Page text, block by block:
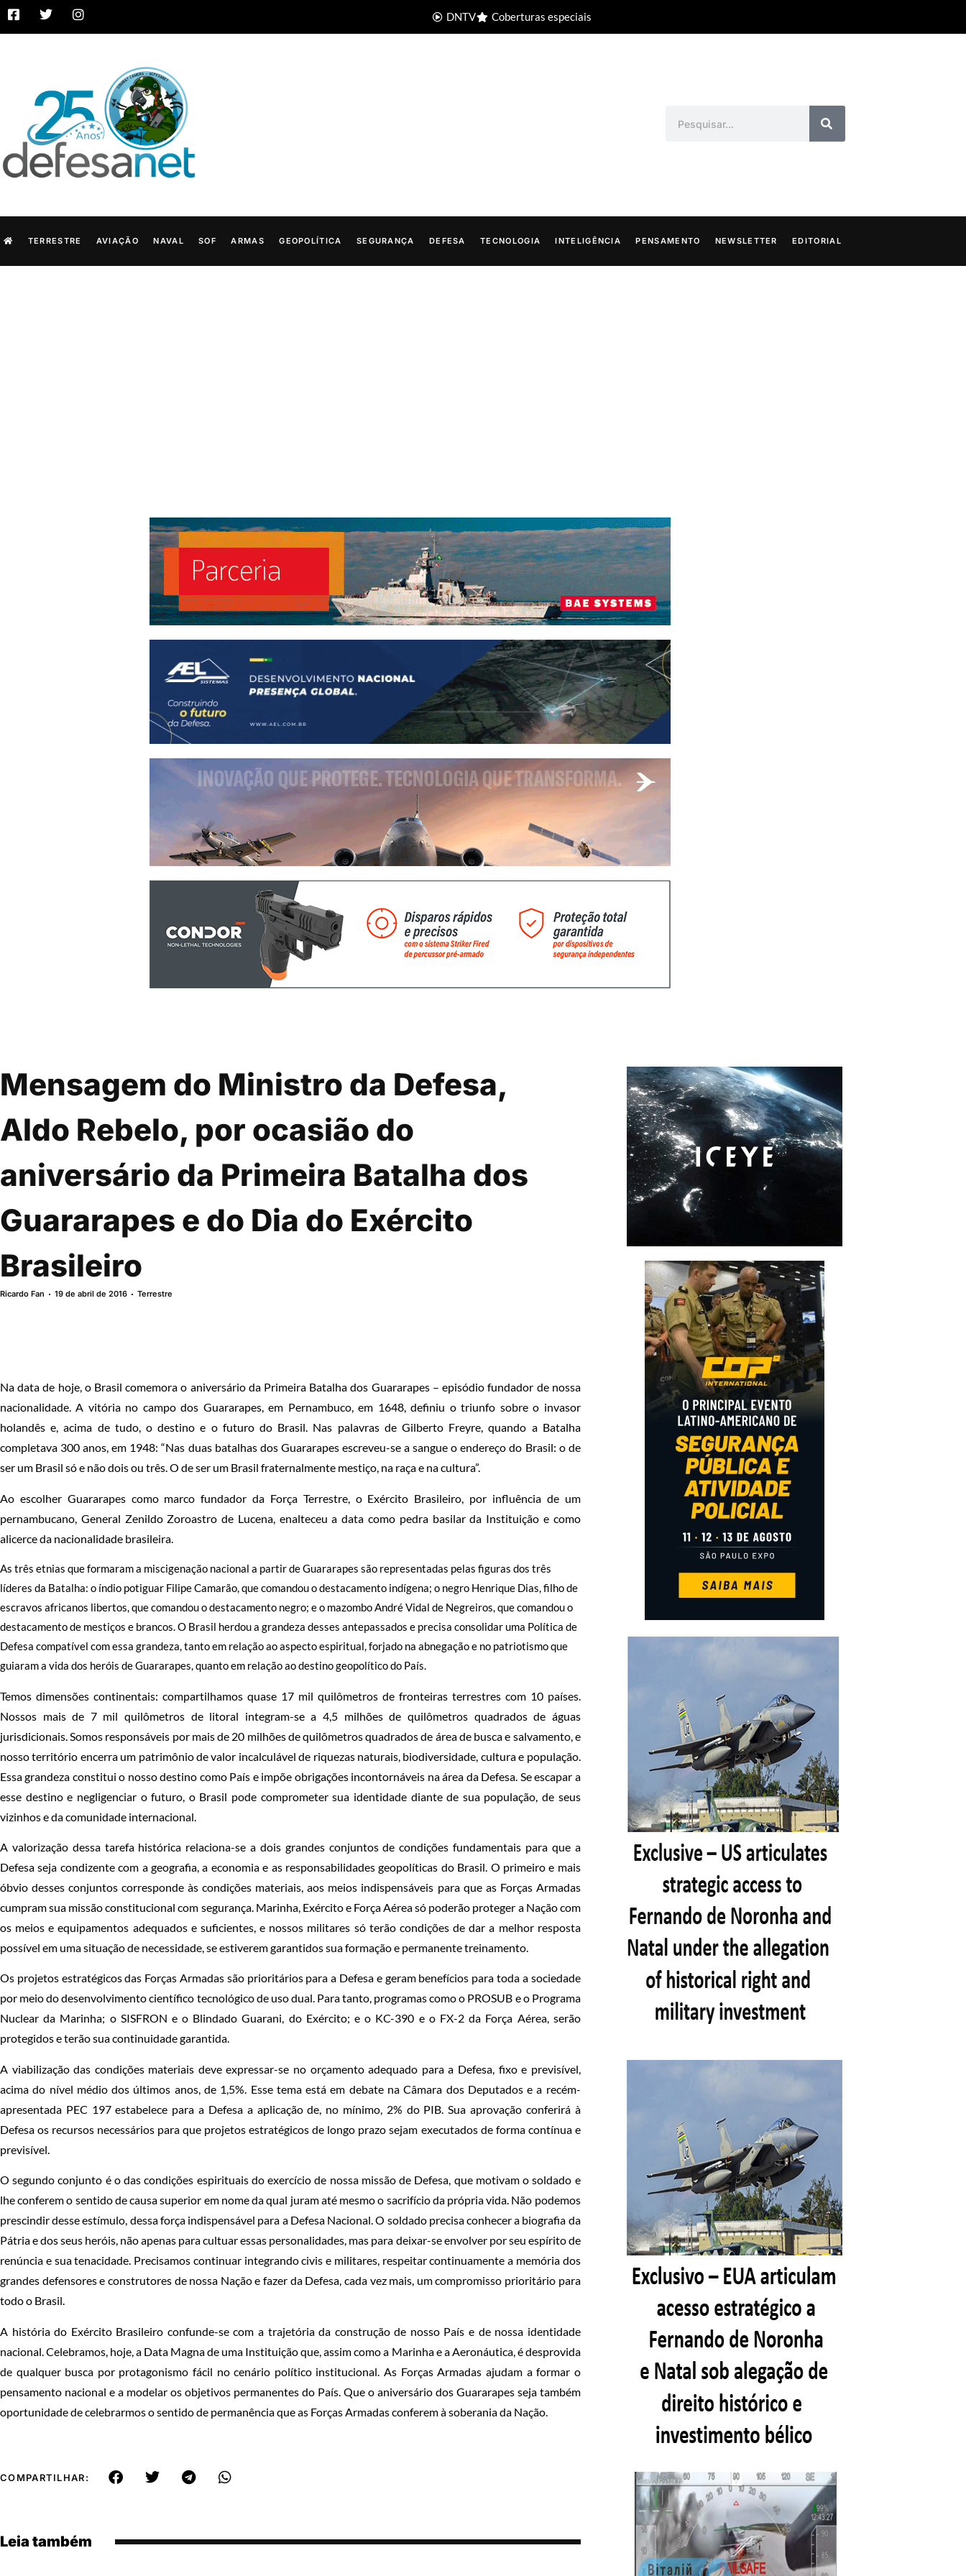
DNTV Coberturas especiais
TERRESTRE AVIAÇÃO NAVAL SOF ARMAS GEOPOLÍTICA SEGURANÇA DEFESA TECNOLOGIA INTELIGÊNCIA PENSAMENTO NEWSLETTER EDITORIAL
Mensagem do Ministro da Defesa,
Aldo Rebelo, por ocasião do
aniversário da Primeira Batalha dos
Guararapes e do Dia do Exército
Brasileiro
Ricardo Fan 19 de abril de 2016 Terrestre
Na data de hoje, o Brasil comemora o aniversário da Primeira Batalha dos Guararapes – episódio fundador de nossa
nacionalidade. A vitória no campo dos Guararapes, em Pernambuco, em 1648, definiu o triunfo sobre o invasor
holandês e, acima de tudo, o destino e o futuro do Brasil. Nas palavras de Gilberto Freyre, quando a Batalha
completava 300 anos, em 1948: “Nas duas batalhas dos Guararapes escreveu-se a sangue o endereço do Brasil: o de
ser um Brasil só e não dois ou três. O de ser um Brasil fraternalmente mestiço, na raça e na cultura”.
Ao escolher Guararapes como marco fundador da Força Terrestre, o Exército Brasileiro, por influência de um
pernambucano, General Zenildo Zoroastro de Lucena, enalteceu a data como pedra basilar da Instituição e como
alicerce da nacionalidade brasileira.
As três etnias que formaram a miscigenação nacional a partir de Guararapes são representadas pelas figuras dos três
líderes da Batalha: o índio potiguar Filipe Camarão, que comandou o destacamento indígena; o negro Henrique Dias, filho de
escravos africanos libertos, que comandou o destacamento negro; e o mazombo André Vidal de Negreiros, que comandou o
destacamento de mestiços e brancos. O Brasil herdou a grandeza desses antepassados e precisa consolidar uma Política de
Defesa compatível com essa grandeza, tanto em relação ao aspecto espiritual, forjado na abnegação e no patriotismo que
guiaram a vida dos heróis de Guararapes, quanto em relação ao destino geopolítico do País.
Temos dimensões continentais: compartilhamos quase 17 mil quilômetros de fronteiras terrestres com 10 países.
Nossos mais de 7 mil quilômetros de litoral integram-se a 4,5 milhões de quilômetros quadrados de águas
jurisdicionais. Somos responsáveis por mais de 20 milhões de quilômetros quadrados de área de busca e salvamento, e
nosso território encerra um patrimônio de valor incalculável de riquezas naturais, biodiversidade, cultura e população.
Essa grandeza constitui o nosso destino como País e impõe obrigações incontornáveis na área da Defesa. Se escapar a
esse destino e negligenciar o futuro, o Brasil pode comprometer sua identidade diante de sua população, de seus
vizinhos e da comunidade internacional.
A valorização dessa tarefa histórica relaciona-se a dois grandes conjuntos de condições fundamentais para que a
Defesa seja condizente com a geografia, a economia e as responsabilidades geopolíticas do Brasil. O primeiro e mais
óbvio desses conjuntos corresponde às condições materiais, aos meios indispensáveis para que as Forças Armadas
cumpram sua missão constitucional com segurança. Marinha, Exército e Força Aérea só poderão proteger a Nação com
os meios e equipamentos adequados e suficientes, e nossos militares só terão condições de dar a melhor resposta
possível em uma situação de necessidade, se estiverem garantidos sua formação e permanente treinamento.
Os projetos estratégicos das Forças Armadas são prioritários para a Defesa e geram benefícios para toda a sociedade
por meio do desenvolvimento científico tecnológico de uso dual. Para tanto, programas como o PROSUB e o Programa
Nuclear da Marinha; o SISFRON e o Blindado Guarani, do Exército; e o KC-390 e o FX-2 da Força Aérea, serão
protegidos e terão sua continuidade garantida.
A viabilização das condições materiais deve expressar-se no orçamento adequado para a Defesa, fixo e previsível,
acima do nível médio dos últimos anos, de 1,5%. Esse tema está em debate na Câmara dos Deputados e a recém-
apresentada PEC 197 estabelece para a Defesa a aplicação de, no mínimo, 2% do PIB. Sua aprovação conferirá à
Defesa os recursos necessários para que projetos estratégicos de longo prazo sejam executados de forma contínua e
previsível.
O segundo conjunto é o das condições espirituais do exercício de nossa missão de Defesa, que motivam o soldado e
lhe conferem o sentido de causa superior em nome da qual juram até mesmo o sacrifício da própria vida. Não podemos
prescindir desse estímulo, dessa força indispensável para a Defesa Nacional. O soldado precisa conhecer a biografia da
Pátria e dos seus heróis, não apenas para cultuar essas personalidades, mas para deixar-se envolver por seu espírito de
renúncia e sua tenacidade. Precisamos continuar integrando civis e militares, respeitar continuamente a memória dos
grandes defensores e construtores de nossa Nação e fazer da Defesa, cada vez mais, um compromisso prioritário para
todo o Brasil.
A história do Exército Brasileiro confunde-se com a trajetória da construção de nosso País e de nossa identidade
nacional. Celebramos, hoje, a Data Magna de uma Instituição que, assim como a Marinha e a Aeronáutica, é desprovida
de qualquer busca por protagonismo fácil no cenário político institucional. As Forças Armadas ajudam a formar o
pensamento nacional e a modelar os objetivos permanentes do País. Que o aniversário dos Guararapes seja também
oportunidade de celebrarmos o sentido de permanência que as Forças Armadas conferem à soberania da Nação.
COMPARTILHAR:
Leia também